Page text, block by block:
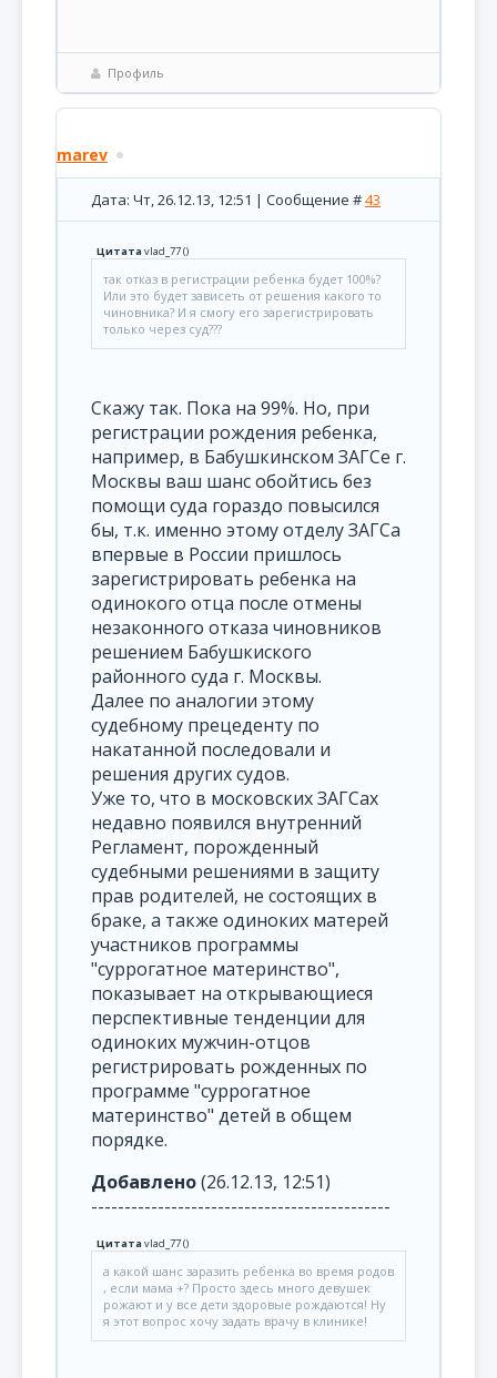
Профиль
marev
Дата: Чт, 26.12.13, 12:51 | Сообщение #43
Цитатаvlad_77()
так отказ в регистрации ребенка будет 100%?
Или это будет зависеть от решения какого то
чиновника? И я смогу его зарегистрировать
только через суд???
Cкажу так. Пока на 99%. Но, при
регистрации рождения ребенка,
например, в Бабушкинском ЗАГСе г.
Москвы ваш шанс обойтись без
помощи суда гораздо повысился
бы, т.к. именно этому отделу ЗАГСа
впервые в России пришлось
зарегистрировать ребенка на
одинокого отца после отмены
незаконного отказа чиновников
решением Бабушкиского
районного суда г. Москвы.
Далее по аналогии этому
судебному прецеденту по
накатанной последовали и
решения других судов.
Уже то, что в московских ЗАГСах
недавно появился внутренний
Регламент, порожденный
судебными решениями в защиту
прав родителей, не состоящих в
браке, а также одиноких матерей
участников программы
"суррогатное материнство",
показывает на открывающиеся
перспективные тенденции для
одиноких мужчин-отцов
регистрировать рожденных по
программе "суррогатное
материнство" детей в общем
порядке.
Добавлено(26.12.13, 12:51)
---------------------------------------------
Цитатаvlad_77()
а какой шанс заразить ребенка во время родов
, если мама +? Просто здесь много девушек
рожают и у все дети здоровые рождаются! Ну
я этот вопрос хочу задать врачу в клинике!